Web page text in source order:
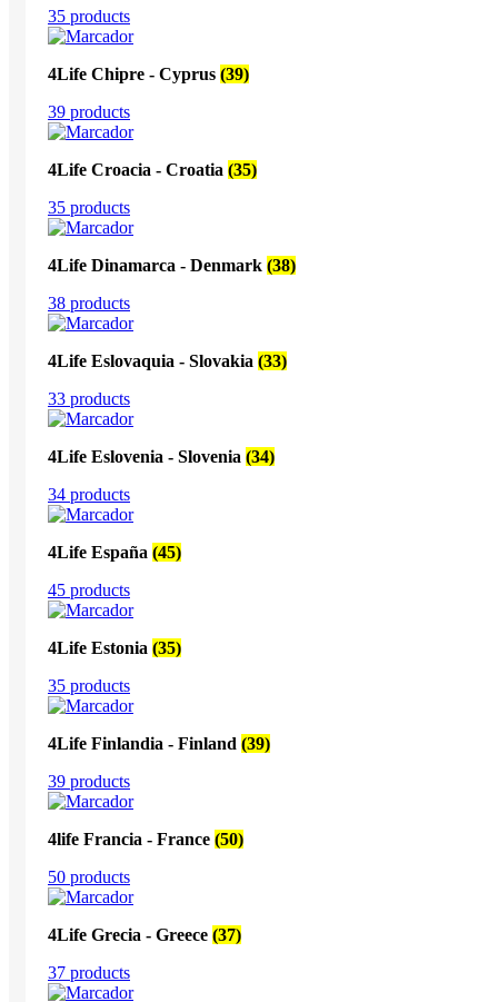
35 products
4Life Chipre - Cyprus (39)
39 products
4Life Croacia - Croatia (35)
35 products
4Life Dinamarca - Denmark (38)
38 products
4Life Eslovaquia - Slovakia (33)
33 products
4Life Eslovenia - Slovenia (34)
34 products
4Life España (45)
45 products
4Life Estonia (35)
35 products
4Life Finlandia - Finland (39)
39 products
4life Francia - France (50)
50 products
4Life Grecia - Greece (37)
37 products